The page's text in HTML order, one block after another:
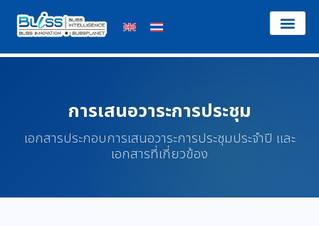
การเสนอวาระการประชุม
เอกสารประกอบการเสนอวาระการประชุมประจำปี และ
เอกสารที่เกี่ยวข้อง